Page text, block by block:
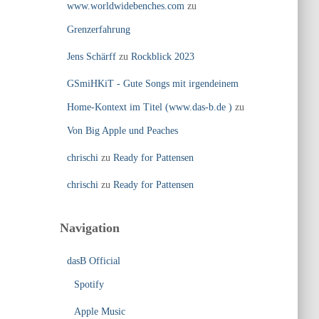
www.worldwidebenches.com zu
Grenzerfahrung
Jens Schärffzu Rockblick 2023
GSmiHKiT - Gute Songs mit irgendeinem
Home-Kontext im Titel (www.das-b.de ) zu
Von Big Apple und Peaches
chrischi zu Ready for Pattensen
chrischi zu Ready for Pattensen
Navigation
dasB Official
Spotify
Apple Music